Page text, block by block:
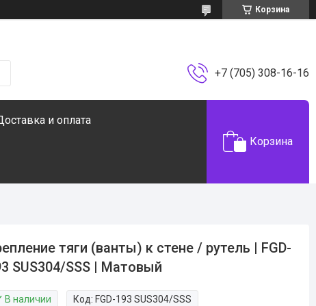
Корзина
+7 (705) 308-16-16
и оплата
Корзина
тяги (ванты) к стене / рутель | FGD-
SUS304/SSS | Матовый
В наличии Код: FGD-193 SUS304/SSS